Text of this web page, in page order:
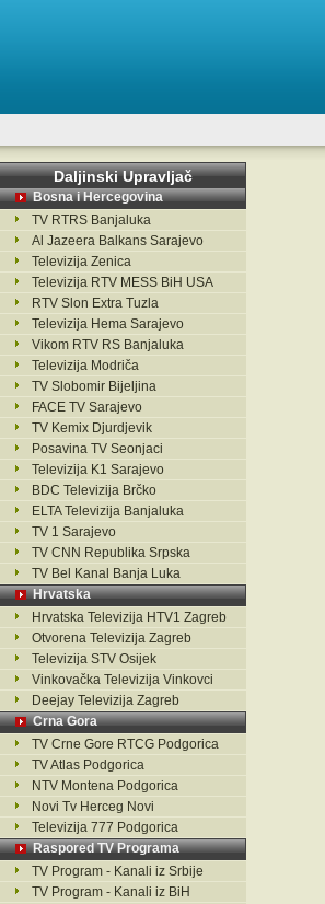
Daljinski Upravljač
Bosna i Hercegovina
TV RTRS Banjaluka
Al Jazeera Balkans Sarajevo
Televizija Zenica
Televizija RTV MESS BiH USA
RTV Slon Extra Tuzla
Televizija Hema Sarajevo
Vikom RTV RS Banjaluka
Televizija Modriča
TV Slobomir Bijeljina
FACE TV Sarajevo
TV Kemix Djurdjevik
Posavina TV Seonjaci
Televizija K1 Sarajevo
BDC Televizija Brčko
ELTA Televizija Banjaluka
TV 1 Sarajevo
TV CNN Republika Srpska
TV Bel Kanal Banja Luka
Hrvatska
Hrvatska Televizija HTV1 Zagreb
Otvorena Televizija Zagreb
Televizija STV Osijek
Vinkovačka Televizija Vinkovci
Deejay Televizija Zagreb
Crna Gora
TV Crne Gore RTCG Podgorica
TV Atlas Podgorica
NTV Montena Podgorica
Novi Tv Herceg Novi
Televizija 777 Podgorica
Raspored TV Programa
TV Program - Kanali iz Srbije
TV Program - Kanali iz BiH